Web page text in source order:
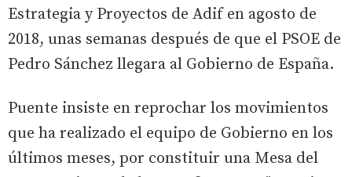
Estrategia y Proyectos de Adif en agosto de
2018, unas semanas después de que el PSOE de
Pedro Sánchez llegara al Gobierno de España.
Puente insiste en reprochar los movimientos
que ha realizado el equipo de Gobierno en los
últimos meses, por constituir una Mesa del